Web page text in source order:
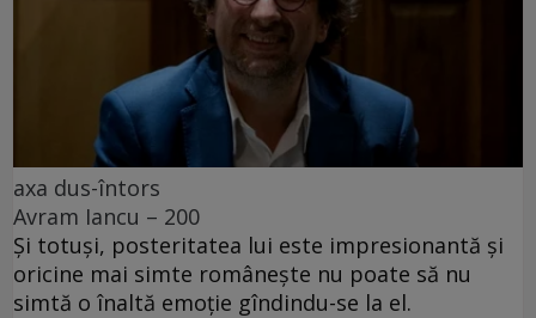
axa dus-întors
Avram Iancu – 200
Și totuși, posteritatea lui este impresionantă și
oricine mai simte românește nu poate să nu
simtă o înaltă emoție gîndindu-se la el.